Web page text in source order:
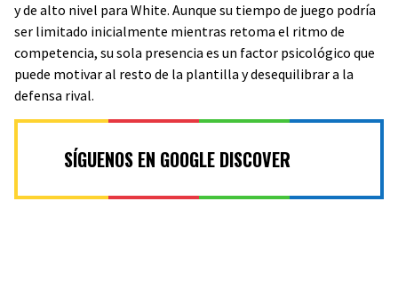
y de alto nivel para White. Aunque su tiempo de juego podría
ser limitado inicialmente mientras retoma el ritmo de
competencia, su sola presencia es un factor psicológico que
puede motivar al resto de la plantilla y desequilibrar a la
defensa rival.
SÍGUENOS EN GOOGLE DISCOVER